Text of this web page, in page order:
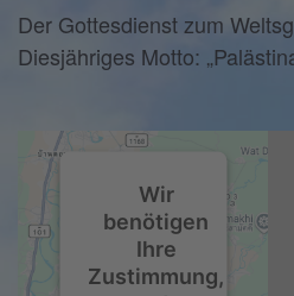
Der Gottesdienst zum
Diesjähriges Motto:
Wir
benötigen
Ihre
Zustimmung,